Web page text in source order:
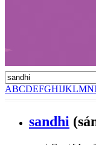
ABCDEFGHIJKLMN
sandhi